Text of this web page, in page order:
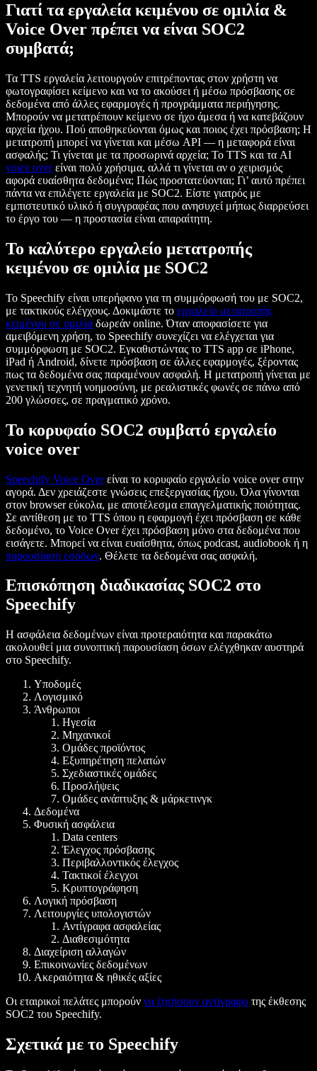
Γιατί τα εργαλεία κειμένου σε ομιλία &
Voice Over πρέπει να είναι SOC2
συμβατά;
Τα TTS εργαλεία λειτουργούν επιτρέποντας στον χρήστη να
φωτογραφίσει κείμενο και να το ακούσει ή μέσω πρόσβασης σε
δεδομένα από άλλες εφαρμογές ή προγράμματα περιήγησης.
Μπορούν να μετατρέπουν κείμενο σε ήχο άμεσα ή να κατεβάζουν
αρχεία ήχου. Πού αποθηκεύονται όμως και ποιος έχει πρόσβαση; Η
μετατροπή μπορεί να γίνεται και μέσω API — η μεταφορά είναι
ασφαλής; Τι γίνεται με τα προσωρινά αρχεία; Το TTS και τα AI
voice overείναι πολύ χρήσιμα, αλλά τι γίνεται αν ο χειρισμός
αφορά ευαίσθητα δεδομένα; Πώς προστατεύονται; Γι’ αυτό πρέπει
πάντα να επιλέγετε εργαλεία με SOC2. Είστε γιατρός με
εμπιστευτικό υλικό ή συγγραφέας που ανησυχεί μήπως διαρρεύσει
το έργο του — η προστασία είναι απαραίτητη.
Το καλύτερο εργαλείο μετατροπής
κειμένου σε ομιλία με SOC2
Το Speechify είναι υπερήφανο για τη συμμόρφωσή του με SOC2,
με τακτικούς ελέγχους. Δοκιμάστε το εργαλείο μετατροπής
κειμένου σε ομιλία δωρεάν online. Όταν αποφασίσετε για
αμειβόμενη χρήση, το Speechify συνεχίζει να ελέγχεται για
συμμόρφωση με SOC2. Εγκαθιστώντας το TTS app σε iPhone,
iPad ή Android, δίνετε πρόσβαση σε άλλες εφαρμογές, ξέροντας
πως τα δεδομένα σας παραμένουν ασφαλή. Η μετατροπή γίνεται με
γενετική τεχνητή νοημοσύνη, με ρεαλιστικές φωνές σε πάνω από
200 γλώσσες, σε πραγματικό χρόνο.
Το κορυφαίο SOC2 συμβατό εργαλείο
voice over
Speechify Voice Overείναι το κορυφαίο εργαλείο voice over στην
αγορά. Δεν χρειάζεστε γνώσεις επεξεργασίας ήχου. Όλα γίνονται
στον browser εύκολα, με αποτέλεσμα επαγγελματικής ποιότητας.
Σε αντίθεση με το TTS όπου η εφαρμογή έχει πρόσβαση σε κάθε
δεδομένο, το Voice Over έχει πρόσβαση μόνο στα δεδομένα που
εισάγετε. Μπορεί να είναι ευαίσθητα, όπως podcast, audiobook ή η
παρουσίαση εσόδων. Θέλετε τα δεδομένα σας ασφαλή.
Επισκόπηση διαδικασίας SOC2 στο
Speechify
Η ασφάλεια δεδομένων είναι προτεραιότητα και παρακάτω
ακολουθεί μια συνοπτική παρουσίαση όσων ελέγχθηκαν αυστηρά
στο Speechify.
Υποδομές
Λογισμικό
Άνθρωποι
Ηγεσία
Μηχανικοί
Ομάδες προϊόντος
Εξυπηρέτηση πελατών
Σχεδιαστικές ομάδες
Προσλήψεις
Ομάδες ανάπτυξης & μάρκετινγκ
Δεδομένα
Φυσική ασφάλεια
Data centers
Έλεγχος πρόσβασης
Περιβαλλοντικός έλεγχος
Τακτικοί έλεγχοι
Κρυπτογράφηση
Λογική πρόσβαση
Λειτουργίες υπολογιστών
Αντίγραφα ασφαλείας
Διαθεσιμότητα
Διαχείριση αλλαγών
Επικοινωνίες δεδομένων
Ακεραιότητα & ηθικές αξίες
Οι εταιρικοί πελάτες μπορούν να ζητήσουν αντίγραφο της έκθεσης
SOC2 του Speechify.
Σχετικά με το Speechify